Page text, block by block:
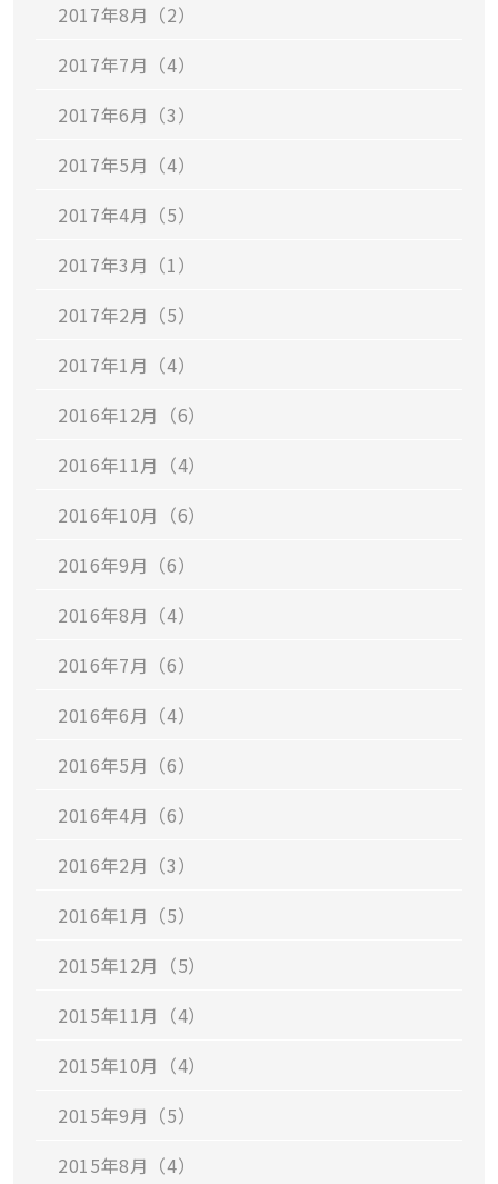
2017年8月（2）
2017年7月（4）
2017年6月（3）
2017年5月（4）
2017年4月（5）
2017年3月（1）
2017年2月（5）
2017年1月（4）
2016年12月（6）
2016年11月（4）
2016年10月（6）
2016年9月（6）
2016年8月（4）
2016年7月（6）
2016年6月（4）
2016年5月（6）
2016年4月（6）
2016年2月（3）
2016年1月（5）
2015年12月（5）
2015年11月（4）
2015年10月（4）
2015年9月（5）
2015年8月（4）